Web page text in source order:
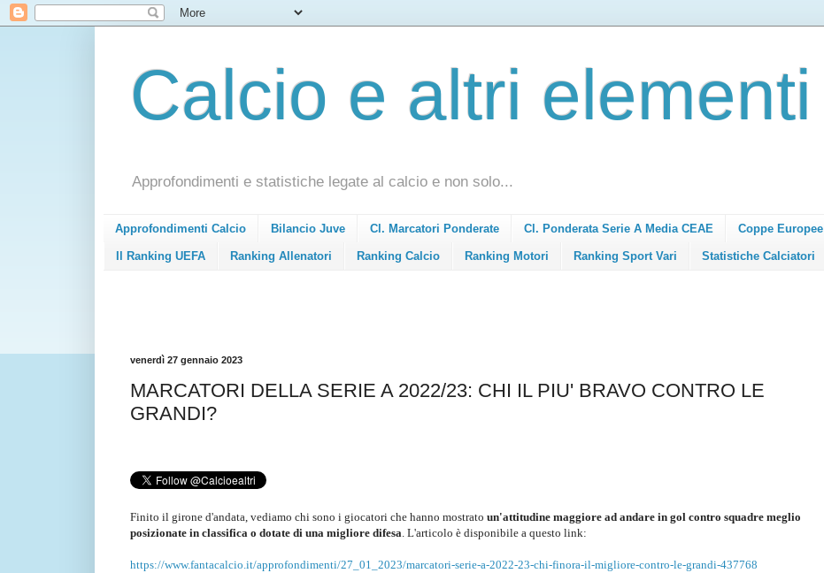
Calcio e altri elementi
Approfondimenti e statistiche legate al calcio e non solo...
Approfondimenti Calcio Bilancio Juve Cl. Marcatori Ponderate Cl. Ponderata Serie A Media CEAE Coppe Europee
Il Ranking UEFA Ranking Allenatori Ranking Calcio Ranking Motori Ranking Sport Vari Statistiche Calciatori
venerdì 27 gennaio 2023
MARCATORI DELLA SERIE A 2022/23: CHI IL PIU' BRAVO CONTRO LE
GRANDI?
Finito il girone d'andata, vediamo chi sono i giocatori che hanno mostrato un'attitudine maggiore ad andare in gol contro squadre meglio
posizionate in classifica o dotate di una migliore difesa. L'articolo è disponibile a questo link:
https://www.fantacalcio.it/approfondimenti/27_01_2023/marcatori-serie-a-2022-23-chi-finora-il-migliore-contro-le-grandi-437768